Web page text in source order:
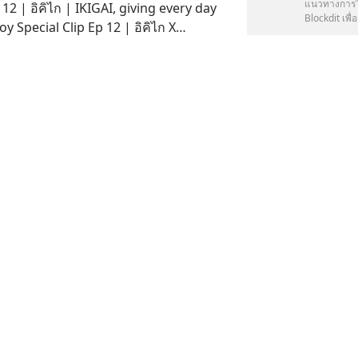
12 | อิคิไก | IKIGAI, giving every day
Special Clip Ep 12 | อิคิไก X
แนวทางกา
Blockdit เพื่